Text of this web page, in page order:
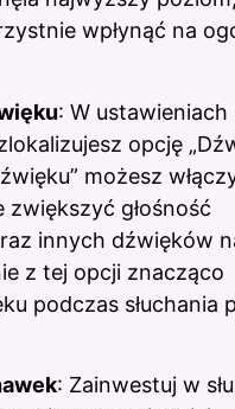
wpłynąć na
: W ustawieniach
opcję
możesz
głośność
innych dźwięków
z tej opcji znacząco
podczas słuchania
: Zainwestuj w